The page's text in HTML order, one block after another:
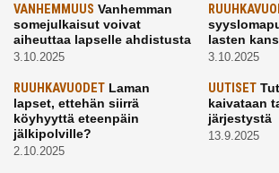
VANHEMMUUS Vanhemman
somejulkaisut voivat
aiheuttaa lapselle ahdistusta
3.10.2025
lasten
3.10.2025
RUUHKAVUODET Laman
lapset, ettehän siirrä
köyhyyttä eteenpäin
jälkipolville?
2.10.2025
UUTISET
kaivataan
järjestystä
13.9.2025